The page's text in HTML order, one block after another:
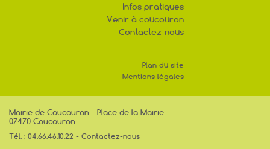
Infos pratiques
Venir à coucouron
Contactez-nous
Plan du site
Mentions légales
Mairie de Coucouron - Place de la Mairie -
07470 Coucouron
Tél. : 04.66.46.10.22 - Contactez-nous